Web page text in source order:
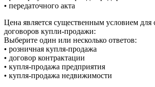
• передаточного акта
Цена является существенным условием
договоров купли-продажи:
Выберите один или несколько ответов:
• розничная купля-продажа
• договор контрактации
• купля-продажа предприятия
• купля-продажа недвижимости